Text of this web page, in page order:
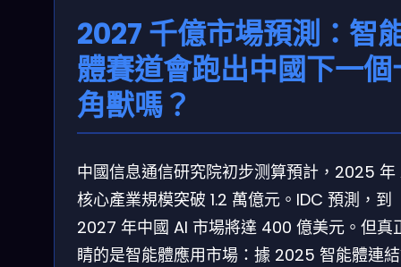
2027 千億市場預測：智
體賽道會跑出中國下一個
角獸嗎？
中國信息通信研究院初步测算預計，2025 年
核心產業規模突破 1.2 萬億元。IDC 預測，到
2027 年中國 AI 市場將達 400 億美元。但真
睛的是智能體應用市場：據 2025 智能體連